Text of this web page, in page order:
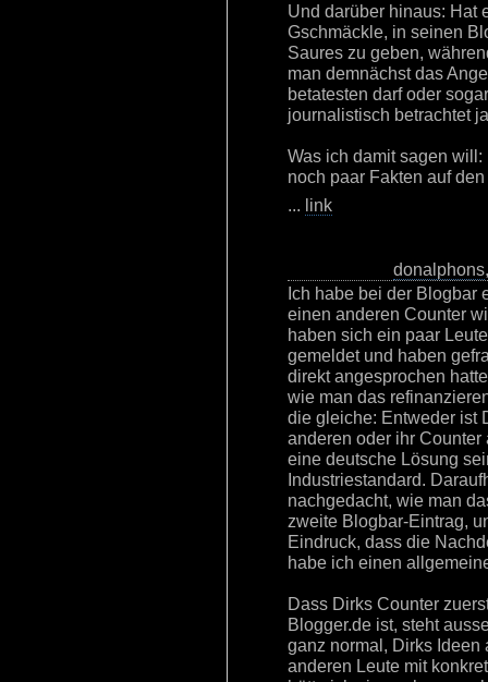
Und darüber hinaus: Hat
Gschmäckle, in seinen
Saures zu geben,
man demnächst das
betatesten darf oder
journalistisch betrachtet
Was ich damit sagen
noch paar Fakten auf
... link
donalphons
Ich habe bei der Blogbar
einen anderen Counter
haben sich ein paar
gemeldet und haben
direkt angesprochen
wie man das
die gleiche: Entweder ist
anderen oder ihr
eine deutsche Lösung
Industriestandard.
nachgedacht, wie man
zweite Blogbar-Eintrag,
Eindruck, dass die
habe ich einen
Dass Dirks Counter
Blogger.de ist, steht
ganz normal, Dirks
anderen Leute mit